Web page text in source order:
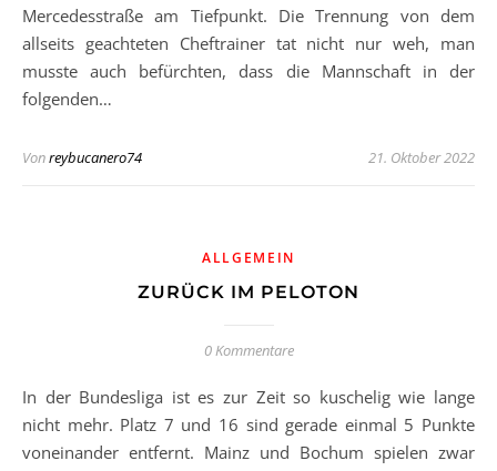
Mercedesstraße am Tiefpunkt. Die Trennung von dem
allseits geachteten Cheftrainer tat nicht nur weh, man
musste auch befürchten, dass die Mannschaft in der
folgenden…
Vonreybucanero74 21. Oktober 2022
ALLGEMEIN
ZURÜCK IM PELOTON
0 Kommentare
In der Bundesliga ist es zur Zeit so kuschelig wie lange
nicht mehr. Platz 7 und 16 sind gerade einmal 5 Punkte
voneinander entfernt. Mainz und Bochum spielen zwar